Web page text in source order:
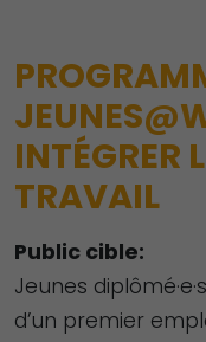
INTÉGRER
TRAVAIL
Public cible:
Jeunes
d’un premier